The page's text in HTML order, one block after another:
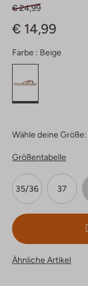
€ 24,99
€ 14,99
Farbe : Beige
Wähle deine Größe:
Größentabelle
35/36 37
Ähnliche Artikel